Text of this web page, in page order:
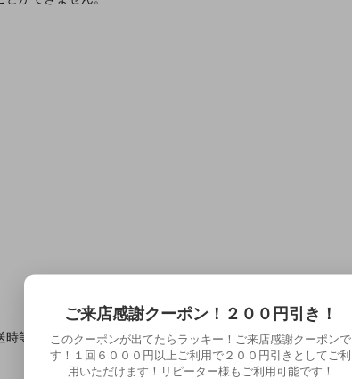
等の送料自動計算に使う重量となります。
ご来店感謝クーポン！２００円引き！
このクーポンが出てたらラッキー！ご来店感謝クーポンで
す！１回６０００円以上ご利用で２００円引きとしてご利
用いただけます！リピーター様もご利用可能です！